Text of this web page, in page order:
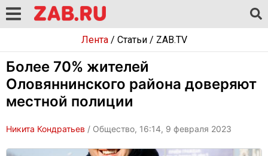
Лента/ Статьи/ ZAB.TV
Более 70% жителей
Оловяннинского района доверяют
местной полиции
Никита Кондратьев / Общество, 16:14, 9 февраля 2023